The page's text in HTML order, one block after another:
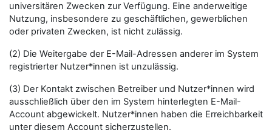
universitären Zwecken zur Verfügung. Eine anderweitige
Nutzung, insbesondere zu geschäftlichen, gewerblichen
oder privaten Zwecken, ist nicht zulässig.
(2) Die Weitergabe der E-Mail-Adressen anderer im System
registrierter Nutzer*innen ist unzulässig.
(3) Der Kontakt zwischen Betreiber und Nutzer*innen wird
ausschließlich über den im System hinterlegten E-Mail-
Account abgewickelt. Nutzer*innen haben die Erreichbarkeit
unter diesem Account sicherzustellen.